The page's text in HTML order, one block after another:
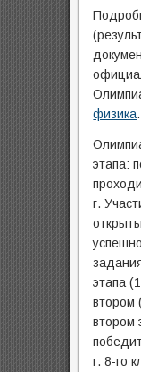
физика.
этапа:
г.
этапа
втором
втором
г. 8-го